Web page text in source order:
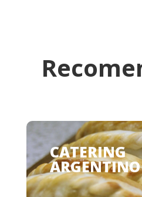
CATERING
ARGENTINO